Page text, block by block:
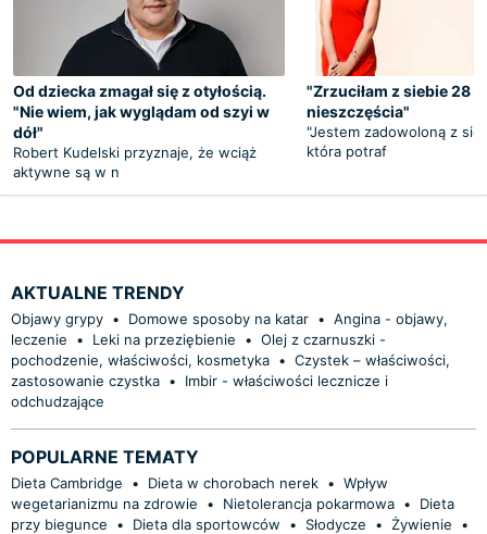
Od dziecka zmagał się z otyłością.
"Nie wiem, jak wyglądam od szyi w
dół"
Robert Kudelski przyznaje, że wciąż
aktywne są w n
"Zrzuciłam z siebie 28
nieszczęścia"
"Jestem zadowoloną z
która potraf
AKTUALNE TRENDY
Objawy grypy • Domowe sposoby na katar • Angina - objawy,
leczenie
• Leki na przeziębienie • Olej z czarnuszki -
pochodzenie, właściwości, kosmetyka • Czystek – właściwości,
zastosowanie czystka •
Imbir - właściwości lecznicze i
odchudzające
POPULARNE TEMATY
Dieta Cambridge • Dieta w chorobach nerek • Wpływ
wegetarianizmu na zdrowie
• Nietolerancja pokarmowa •
Dieta
przy biegunce
• Dieta dla sportowców • Słodycze • Żywienie
•